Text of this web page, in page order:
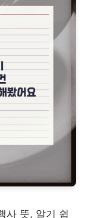
사 뜻, 알기 쉽